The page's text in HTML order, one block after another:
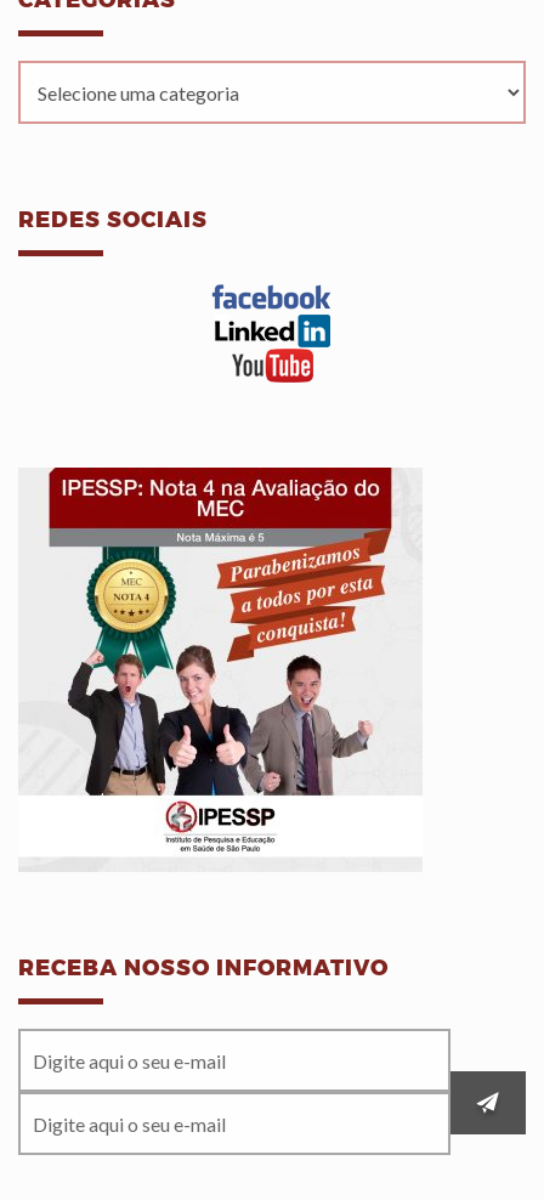
REDES SOCIAIS
RECEBA NOSSO INFORMATIVO